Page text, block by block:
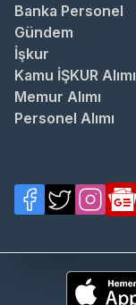
Banka Personel
Gündem
İşkur
Kamu İŞKUR Alımı
Memur Alımı
Personel Alımı